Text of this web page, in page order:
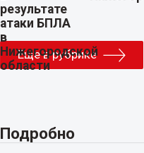
Еще в рубрике
Подробно